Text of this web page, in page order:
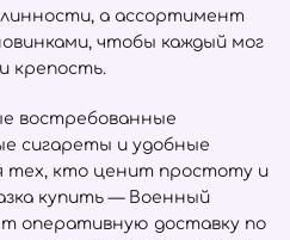
а ассортимент
чтобы каждый мог
крепость.
востребованные
сигареты и удобные
тех, кто ценит простоту и
купить — Военный
оперативную доставку по